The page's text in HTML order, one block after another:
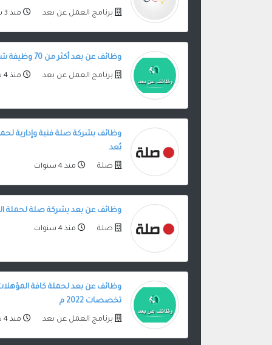
برنامج العمل عن بعد منذ 3 سنوات
وظائف عن بعد أكثر من 70 وظيفة شاغرة للرجال والنساء
برنامج العمل عن بعد منذ 4 سنوات
وظائف بشركة صلة فنية وإدارية
بُعد
صلة منذ 4 سنوات
وظائف عن بعد بشركة صلة لحملة
صلة منذ 4 سنوات
وظائف عن بعد لحملة كافة
تخصصات 2022 م
برنامج العمل عن بعد منذ 4 سنوات